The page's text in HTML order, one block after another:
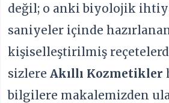
değil; o anki biyolojik
saniyeler içinde
kişiselleştirilmiş
sizlereAkıllı Kozmetikler
bilgilere makalemizden